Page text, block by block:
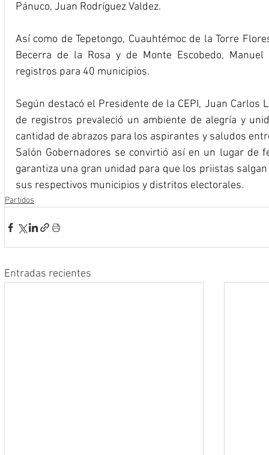
Pánuco, Juan Rodríguez Valdez.
Así como de Tepetongo, Cuauhtémoc de la Torre
Becerra de la Rosa y de Monte Escobedo,
registros para 40 municipios.
Según destacó el Presidente de la CEPI, Juan Carlos
de registros prevaleció un ambiente de alegría y
cantidad de abrazos para los aspirantes y saludos
Salón Gobernadores se convirtió así en un lugar de
garantiza una gran unidad para que los priistas
sus respectivos municipios y distritos electorales.
Partidos
Entradas recientes